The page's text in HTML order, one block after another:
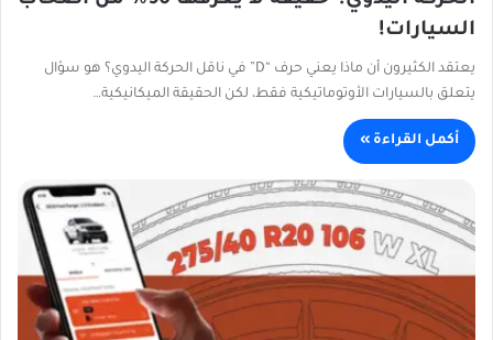
السيارات!
يعتقد الكثيرون أن ماذا يعني حرف “D” في ناقل الحركة اليدوي؟ هو سؤال
يتعلق بالسيارات الأوتوماتيكية فقط، لكن الحقيقة الميكانيكية…
أكمل القراءة »